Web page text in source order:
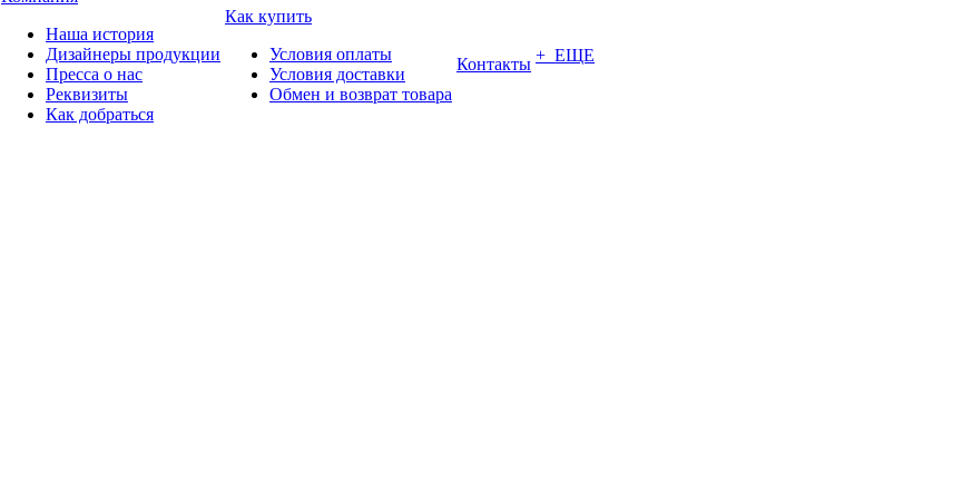
Наша история
Дизайнеры продукции
Пресса о нас
Реквизиты
Как добраться
Как купить
Условия оплаты
Условия доставки
Обмен и возврат товара
Контакты + ЕЩЕ